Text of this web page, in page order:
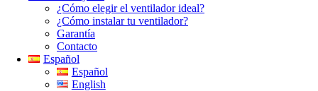
¿Cómo elegir el ventilador ideal?
¿Cómo instalar tu ventilador?
Garantía
Contacto
Español
Español
English